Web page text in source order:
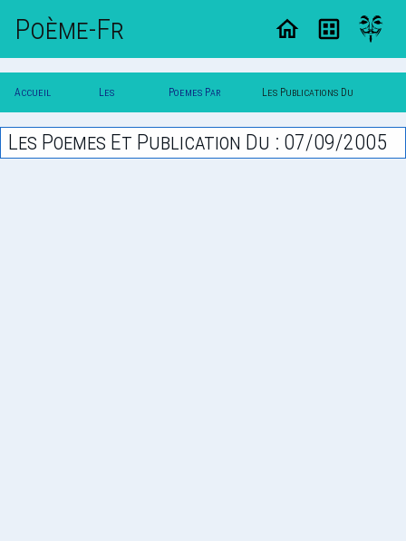
Poème-Fr
Accueil
Poesie
Les
Poesies
Poemes Par Les Publications Du
07/09/2005
Les Poemes Et Publication Du : 07/09/2005